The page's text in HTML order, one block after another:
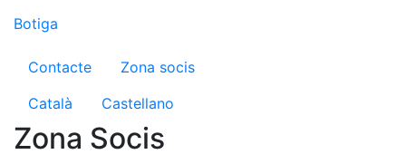
Botiga
Menú del compte d'usuari
Contacte
Zona socis
Català
Castellano
Zona Socis